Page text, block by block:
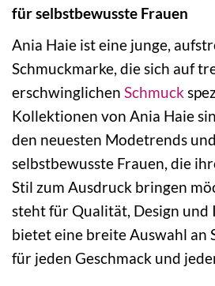
für selbstbewusste Frauen
Ania Haie ist eine junge,
Schmuckmarke, die sich auf
erschwinglichen Schmuck
Kollektionen von Ania Haie
den neuesten Modetrends
selbstbewusste Frauen, die
Stil zum Ausdruck bringen
steht für Qualität, Design und
bietet eine breite Auswahl an
für jeden Geschmack und